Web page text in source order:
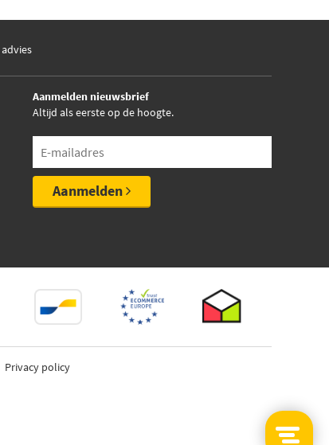
advies
Aanmelden nieuwsbrief
Altijd als eerste op de hoogte.
Aanmelden
Privacy policy